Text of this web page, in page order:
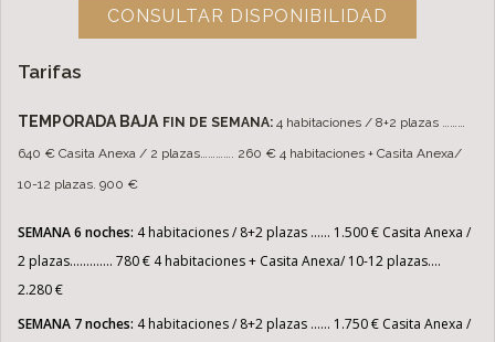
CONSULTAR DISPONIBILIDAD
Tarifas
TEMPORADA BAJA FIN DE SEMANA: 4 habitaciones / 8+2 plazas ………
640 € Casita Anexa / 2 plazas…………. 260 € 4 habitaciones + Casita Anexa/
10-12 plazas. 900 €
SEMANA 6 noches: 4 habitaciones / 8+2 plazas …… 1.500 € Casita Anexa /
2 plazas…………. 780 € 4 habitaciones + Casita Anexa/ 10-12 plazas….
2.280 €
SEMANA 7 noches: 4 habitaciones / 8+2 plazas …… 1.750 € Casita Anexa /